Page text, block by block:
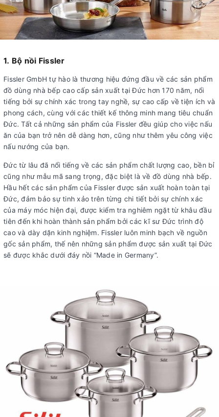
1. Bộ nồi Fissler
Fissler GmbH tự hào là thương hiệu đứng đầu về các sản phẩm
đồ dùng nhà bếp cao cấp sản xuất tại Đức hơn 170 năm, nổi
tiếng bởi sự chính xác trong tay nghề, sự cao cấp về tiện ích và
phong cách, cùng với các thiết kế thông minh mang tiêu chuẩn
Đức. Tất cả những sản phẩm của Fissler đều giúp cho việc nấu
ăn của bạn trở nên dễ dàng hơn, cũng như thêm yêu công việc
nấu nướng của bạn.
Đức từ lâu đã nổi tiếng về các sản phẩm chất lượng cao, bền bỉ
cũng như mẫu mã sang trọng, đặc biệt là về đồ dùng nhà bếp.
Hầu hết các sản phẩm của Fissler được sản xuất hoàn toàn tại
Đức, đảm bảo sự tinh xảo trên từng chi tiết bởi sự chính xác
của máy móc hiện đại, được kiểm tra nghiêm ngặt từ khâu đầu
tiên đến khi hoàn thành sản phẩm bởi các kĩ sư Đức trình độ
cao và dày dặn kinh nghiệm. Fissler luôn minh bạch về nguồn
gốc sản phẩm, thế nên những sản phẩm được sản xuất tại Đức
sẽ được khắc dưới đáy nồi “Made in Germany”.